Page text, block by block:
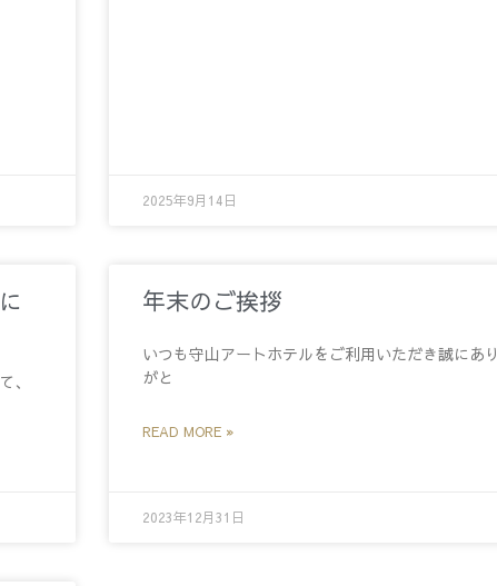
2025年9月14日
、
年末のご挨拶
いつも守山アートホテルをご利用いただき誠にあり
がと
READ MORE »
2023年12月31日